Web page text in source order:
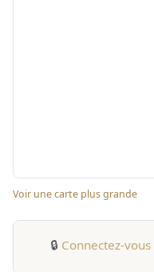
Voir une carte plus grande
🔒 Connectez-vous